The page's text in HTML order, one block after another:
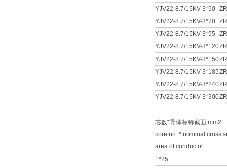
YJV22-8.7/15KV-3*50
YJV22-8.7/15KV-3*70
YJV22-8.7/15KV-3*95
YJV22-8.7/15KV-3*120
YJV22-8.7/15KV-3*150
YJV22-8.7/15KV-3*185
YJV22-8.7/15KV-3*240
YJV22-8.7/15KV-3*300
芯数*导体标称截面 mm2
core no. * nominal cross
area of conductor
1*25